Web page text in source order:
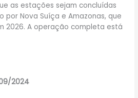
as estações sejam concluídas
por Nova Suíça e Amazonas, que
2026. A operação completa está
2024